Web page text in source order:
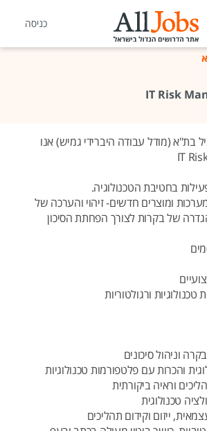
כניסה
IT Risk
בת"א (מודל עבודה היברידי גמיש) אנו
בחטיבת הטכנולוגיה.
ומוצרים חדשים- זיהוי והערכה של
והגדרה של בקרות לצורך הפחתת הסיכון
ורגולטוריות
וניהול סיכונים
והכרות עם פלטפורמות טכנולוגיות
וראיה ביקורתית
טכנולוגית
ייזום וקידום תהליכים